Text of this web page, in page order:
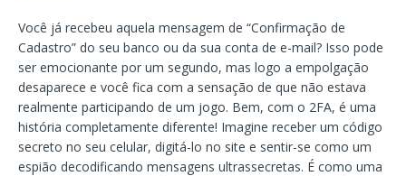
Você já recebeu aquela mensagem de “Confirmação de
Cadastro” do seu banco ou da sua conta de e-mail? Isso pode
ser emocionante por um segundo, mas logo a empolgação
desaparece e você fica com a sensação de que não estava
realmente participando de um jogo. Bem, com o 2FA, é uma
história completamente diferente! Imagine receber um código
secreto no seu celular, digitá-lo no site e sentir-se como um
espião decodificando mensagens ultrassecretas. É como uma